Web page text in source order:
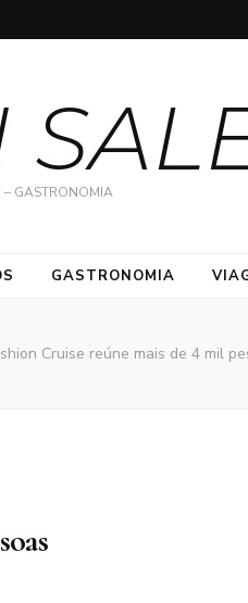
GASTRONOMIA
GASTRONOMIA
Cruise reúne mais de 4 mil